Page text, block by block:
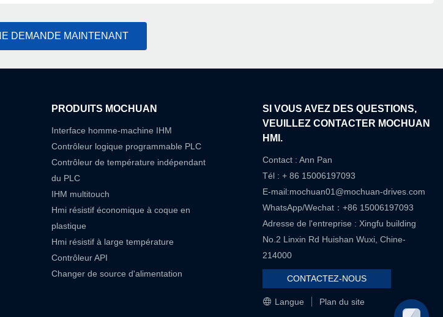
DEMANDE MAINTENANT
PRODUITS MOCHUAN
Interface homme-machine IHM
Contrôleur logique programmable PLC
Contrôleur de température indépendant
du PLC
IHM multitouch
Hmi résistif économique à coque en
plastique
Hmi résistif à large température
Contrôleur API
Changer de source d'alimentation
SI VOUS AVEZ DES QUESTIONS,
VEUILLEZ CONTACTER MOCHUAN
HMI.
Contact : Ann Pan
Tél : + 86 15006197093
E-mail:mochuan01@mochuan-drives.com
WhatsApp/Wechat：+86 15006197093
Adresse de l'entreprise : Xingfu building
No.2 Linxin Rd Huishan Wuxi, Chine-
214000
CONTACTEZ-NOUS
Langue Plan du site